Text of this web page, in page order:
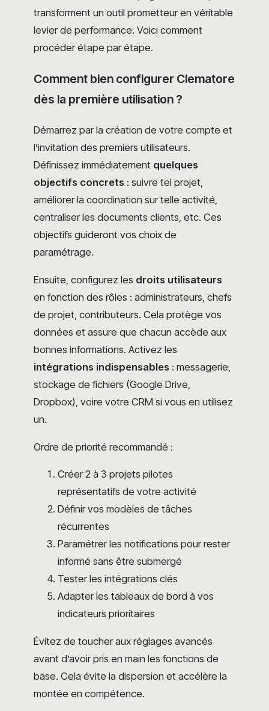
transforment un outil prometteur en véritable
levier de performance. Voici comment
procéder étape par étape.
Comment bien configurer Clematore
dès la première utilisation ?
Démarrez par la création de votre compte et
l’invitation des premiers utilisateurs.
Définissez immédiatement quelques
objectifs concrets : suivre tel projet,
améliorer la coordination sur telle activité,
centraliser les documents clients, etc. Ces
objectifs guideront vos choix de
paramétrage.
Ensuite, configurez les droits utilisateurs
en fonction des rôles : administrateurs, chefs
de projet, contributeurs. Cela protège vos
données et assure que chacun accède aux
bonnes informations. Activez les
intégrations indispensables : messagerie,
stockage de fichiers (Google Drive,
Dropbox), voire votre CRM si vous en utilisez
un.
Ordre de priorité recommandé :
Créer 2 à 3 projets pilotes
représentatifs de votre activité
Définir vos modèles de tâches
récurrentes
Paramétrer les notifications pour rester
informé sans être submergé
Tester les intégrations clés
Adapter les tableaux de bord à vos
indicateurs prioritaires
Évitez de toucher aux réglages avancés
avant d’avoir pris en main les fonctions de
base. Cela évite la dispersion et accélère la
montée en compétence.